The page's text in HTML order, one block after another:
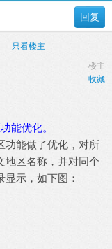
回复
只看楼主
楼主
收藏
能优化。
功能做了优化，对所
地区名称，并对同个
示，如下图：